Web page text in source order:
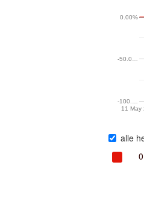
11 May
-100.…
-50.0…
0.00%
alle